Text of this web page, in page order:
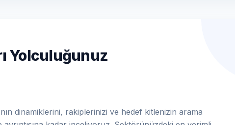
Yolculuğunuz
dinamiklerini, rakiplerinizi ve hedef kitlenizin arama